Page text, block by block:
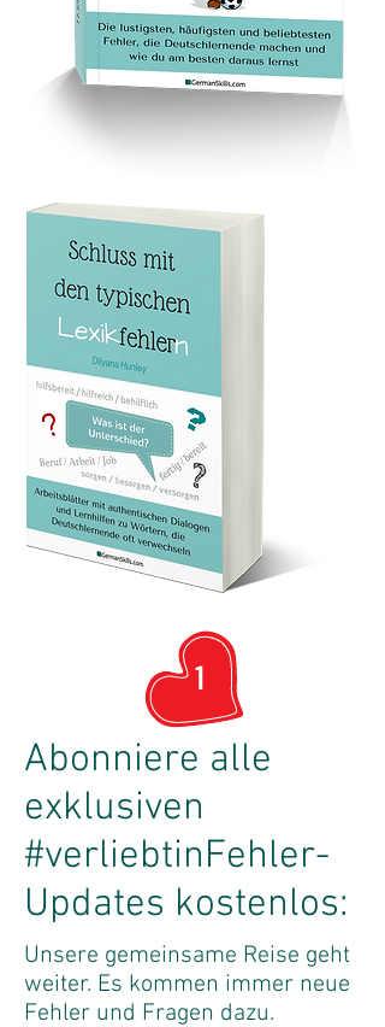
1
Abonniere alle
exklusiven
#verliebtinFehler-
Updates kostenlos:
Unsere gemeinsame Reise geht
weiter. Es kommen immer neue
Fehler und Fragen dazu.